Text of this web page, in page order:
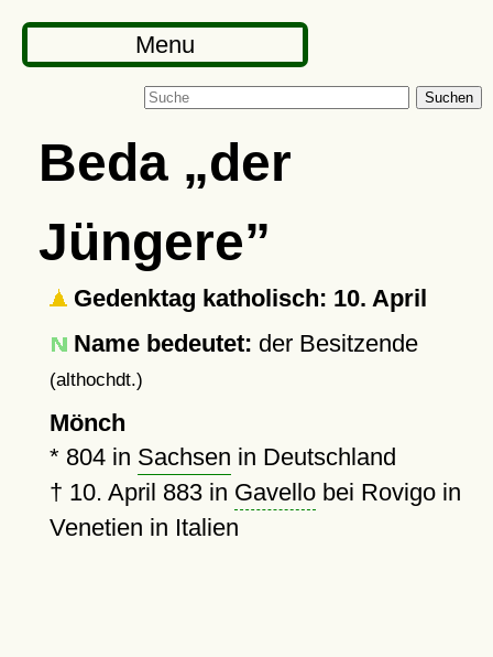
Menu
Suchen
Beda
der
Jüngere
Gedenktag katholisch: 10. April
Name bedeutet: der Besitzende
(althochdt.)
Mönch
* 804in Sachsen in Deutschland
† 10. April 883in Gavellobei Rovigo in
Venetien in Italien